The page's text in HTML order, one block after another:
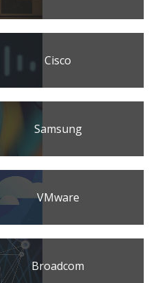
Cisco
Samsung
VMware
Broadcom